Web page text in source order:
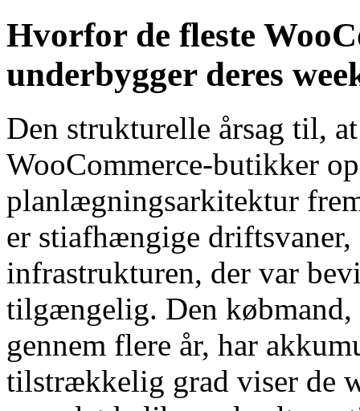
Hvorfor de fleste
underbygger deres
Den strukturelle årsag til,
WooCommerce-butikker
planlægningsarkitektur
er stiafhængige
infrastrukturen, der var
tilgængelig. Den købmand,
gennem flere år, har
tilstrækkelig grad viser de